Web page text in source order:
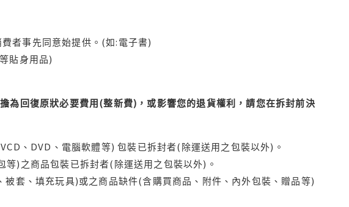
者事先同意始提供。(如:電子書)
貼身用品)
為回復原狀必要費用(整新費)，或影響您的退貨權利，請您在拆封前決
、DVD、電腦軟體等) 包裝已拆封者(除運送用之包裝以外)。
)之商品包裝已拆封者(除運送用之包裝以外)。
套、填充玩具)或之商品缺件(含購買商品、附件、內外包裝、贈品等)